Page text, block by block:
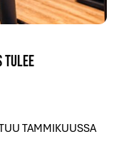
tulee
TAMMIKUUSSA